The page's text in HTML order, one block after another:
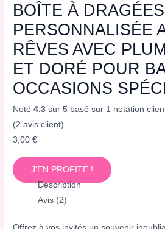
BOÎTE À DRAGÉES
PERSONNALISÉE
RÊVES AVEC
ET DORÉ POUR
OCCASIONS
Noté4.3 sur 5 basé sur 1 notation
(2 avis client)
3,00€
J'EN PROFITE !
Description
Avis (2)